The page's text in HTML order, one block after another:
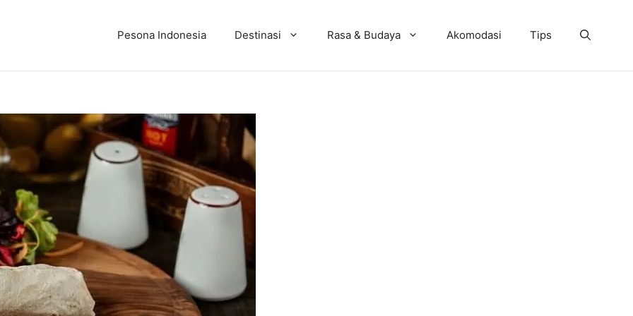
Pesona Indonesia Destinasi Rasa & Budaya Akomodasi Tips